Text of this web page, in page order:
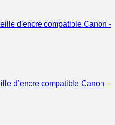
d’encre compatible Canon –